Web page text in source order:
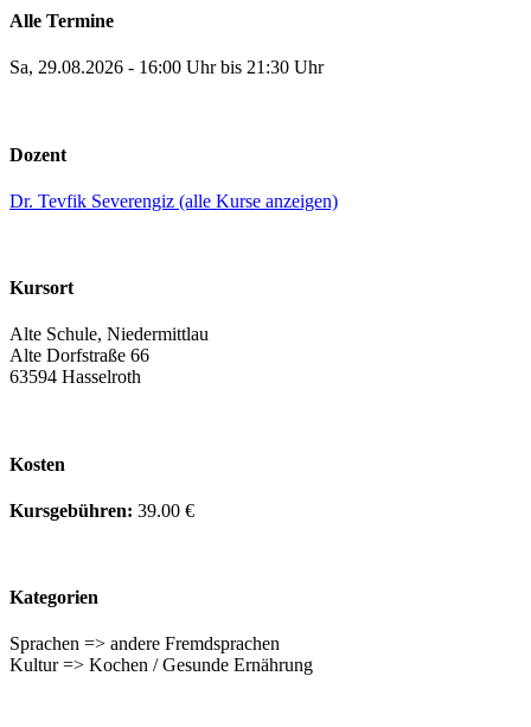
Alle Termine
Sa, 29.08.2026 - 16:00 Uhr bis 21:30 Uhr
Dozent
Dr. Tevfik Severengiz (alle Kurse anzeigen)
Kursort
Alte Schule, Niedermittlau
Alte Dorfstraße 66
63594 Hasselroth
Kosten
Kursgebühren: 39.00 €
Kategorien
Sprachen => andere Fremdsprachen
Kultur => Kochen / Gesunde Ernährung